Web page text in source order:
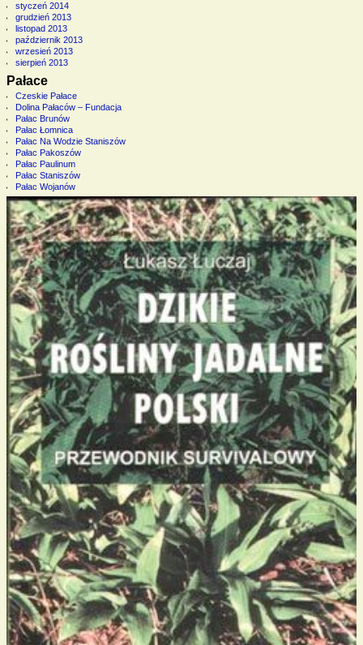
styczeń 2014
grudzień 2013
listopad 2013
październik 2013
wrzesień 2013
sierpień 2013
Pałace
Czeskie Pałace
Dolina Pałaców – Fundacja
Pałac Brunów
Pałac Łomnica
Pałac Na Wodzie Staniszów
Pałac Pakoszów
Pałac Paulinum
Pałac Staniszów
Pałac Wojanów